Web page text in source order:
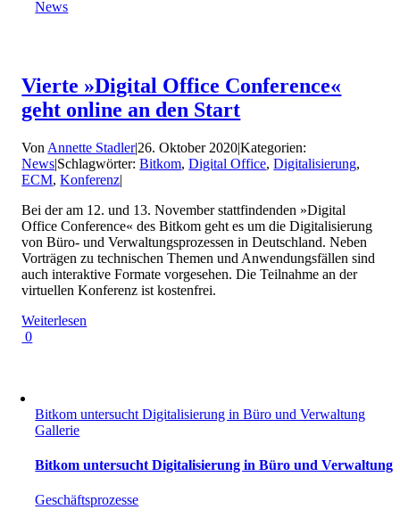
News
Vierte »Digital Office Conference«
geht online an den Start
Von Annette Stadler|26. Oktober 2020|Kategorien:
News|Schlagwörter:Bitkom,Digital Office,Digitalisierung,
ECM,Konferenz|
Bei der am 12. und 13. November stattfindenden »Digital
Office Conference« des Bitkom geht es um die Digitalisierung
von Büro- und Verwaltungsprozessen in Deutschland. Neben
Vorträgen zu technischen Themen und Anwendungsfällen sind
auch interaktive Formate vorgesehen. Die Teilnahme an der
virtuellen Konferenz ist kostenfrei.
Weiterlesen
0
Bitkom untersucht Digitalisierung in Büro und Verwaltung
Gallerie
Bitkom untersucht Digitalisierung in Büro und Verwaltung
Geschäftsprozesse